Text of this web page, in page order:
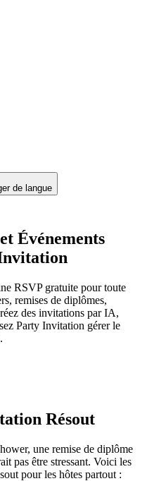
de langue
Événements
RSVP gratuite pour toute
remises de diplômes,
des invitations par IA,
Party Invitation gérer le
Résout
une remise de diplôme
pas être stressant. Voici les
pour les hôtes partout :